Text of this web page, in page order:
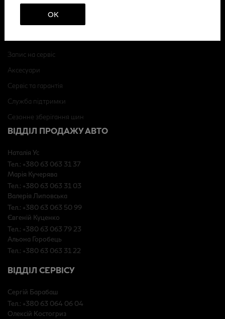
Запис на сервіс
Аксесуари
Сервіс та гарантія
Служба підтримки
Сезонне зберігання шин
ВІДДІЛ ПРОДАЖУ АВТО
Наталія Ус
Тел.: +380 63 063 31 37
Марія Кучерява
Тел.: +380 63 063 31 03
Валерія Липовська
Тел.: +380 63 063 50 99
Євгеній Куценко
Тел.: +380 63 063 79 23
Альона Горобець
Тел.: +380 63 063 31 22
ВІДДІЛ СЕРВІСУ
Сергій Барабаш
Тел.: +380 63 064 06 04
Олексій Костогриз
ОК